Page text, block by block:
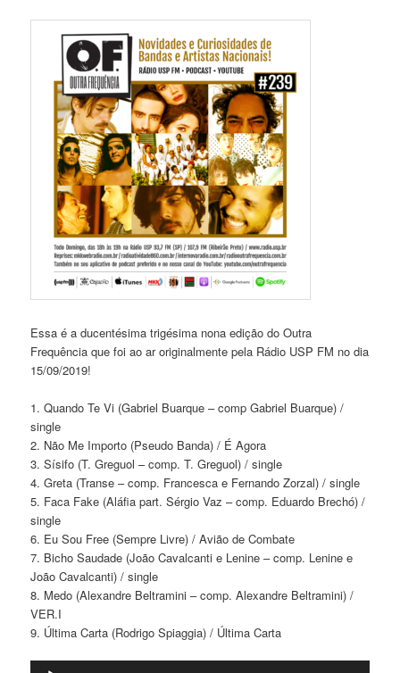
Essa é a ducentésima trigésima nona edição do Outra
Frequência que foi ao ar originalmente pela Rádio USP FM no dia
15/09/2019!
1. Quando Te Vi (Gabriel Buarque – comp Gabriel Buarque) /
single
2. Não Me Importo (Pseudo Banda) / É Agora
3. Sísifo (T. Greguol – comp. T. Greguol) / single
4. Greta (Transe – comp. Francesca e Fernando Zorzal) / single
5. Faca Fake (Aláfia part. Sérgio Vaz – comp. Eduardo Brechó) /
single
6. Eu Sou Free (Sempre Livre) / Avião de Combate
7. Bicho Saudade (João Cavalcanti e Lenine – comp. Lenine e
João Cavalcanti) / single
8. Medo (Alexandre Beltramini – comp. Alexandre Beltramini) /
VER.I
9. Última Carta (Rodrigo Spiaggia) / Última Carta
Tocador